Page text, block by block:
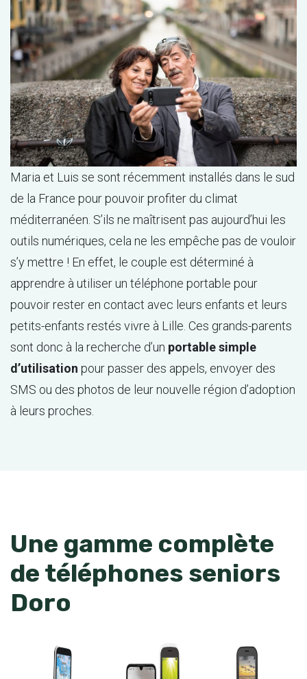
Maria et Luis se sont récemment installés dans le sud
de la France pour pouvoir profiter du climat
méditerranéen. S’ils ne maîtrisent pas aujourd’hui les
outils numériques, cela ne les empêche pas de vouloir
s’y mettre ! En effet, le couple est déterminé à
apprendre à utiliser un téléphone portable pour
pouvoir rester en contact avec leurs enfants et leurs
petits-enfants restés vivre à Lille. Ces grands-parents
sont donc à la recherche d’un portable simple
d’utilisation pour passer des appels, envoyer des
SMS ou des photos de leur nouvelle région d’adoption
à leurs proches.
Une gamme complète
de téléphones seniors
Doro